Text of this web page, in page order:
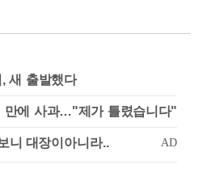
새 출발했다
만에 사과…"제가 틀렸습니다"